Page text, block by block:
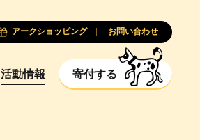
活動情報 寄付する
アークショッピング お問い合わせ